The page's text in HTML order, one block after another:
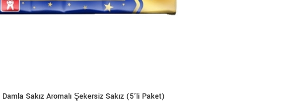
Damla Sakız Aromalı Şekersiz Sakız (5’li Paket)